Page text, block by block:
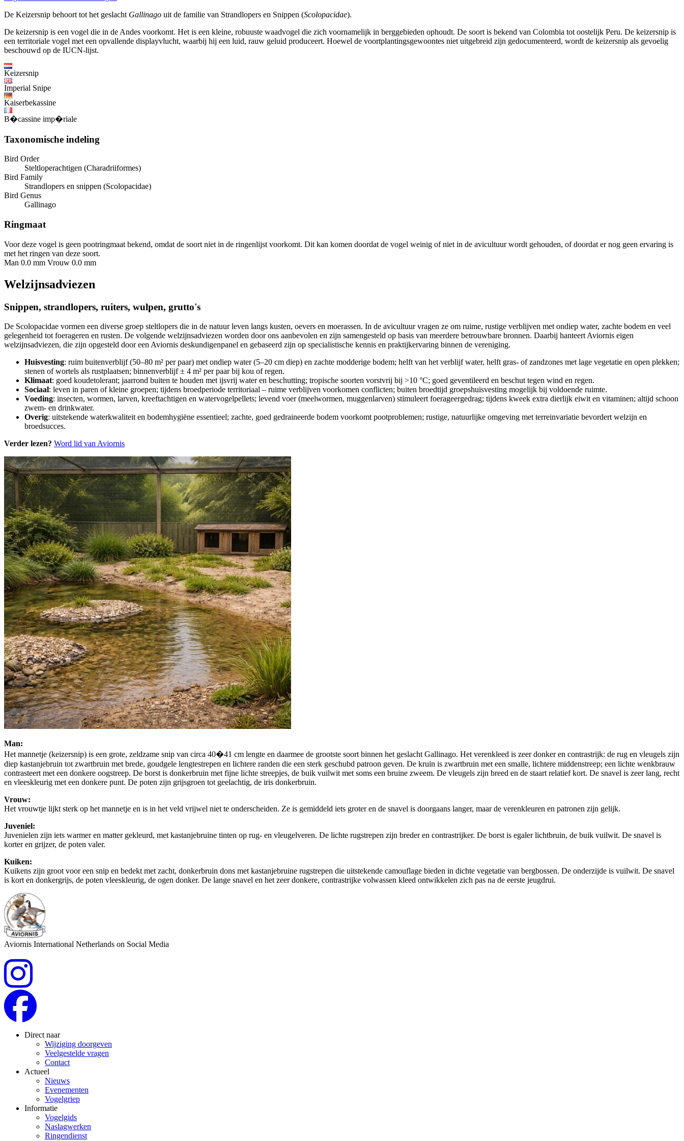
De Keizersnip behoort tot het geslacht Gallinago uit de familie van Strandlopers en Snippen (Scolopacidae).
De keizersnip is een vogel die in de Andes voorkomt. Het is een kleine, robuuste waadvogel die zich voornamelijk in berggebieden ophoudt. De soort is bekend van Colombia tot oostelijk Peru. De keizersnip is
een territoriale vogel met een opvallende displayvlucht, waarbij hij een luid, rauw geluid produceert. Hoewel de voortplantingsgewoontes niet uitgebreid zijn gedocumenteerd, wordt de keizersnip als gevoelig
beschouwd op de IUCN-lijst.
Keizersnip
Imperial Snipe
Kaiserbekassine
B�cassine imp�riale
Taxonomische indeling
Bird Order
Steltloperachtigen (Charadriiformes)
Bird Family
Strandlopers en snippen (Scolopacidae)
Bird Genus
Gallinago
Ringmaat
Voor deze vogel is geen pootringmaat bekend, omdat de soort niet in de ringenlijst voorkomt. Dit kan komen doordat de vogel weinig of niet in de avicultuur wordt gehouden, of doordat er nog geen ervaring is
met het ringen van deze soort.
Man 0.0 mm Vrouw 0.0 mm
Welzijnsadviezen
Snippen, strandlopers, ruiters, wulpen, grutto's
De Scolopacidae vormen een diverse groep steltlopers die in de natuur leven langs kusten, oevers en moerassen. In de avicultuur vragen ze om ruime, rustige verblijven met ondiep water, zachte bodem en veel
gelegenheid tot foerageren en rusten. De volgende welzijnsadviezen worden door ons aanbevolen en zijn samengesteld op basis van meerdere betrouwbare bronnen. Daarbij hanteert Aviornis eigen
welzijnsadviezen, die zijn opgesteld door een Aviornis deskundigenpanel en gebaseerd zijn op specialistische kennis en praktijkervaring binnen de vereniging.
Huisvesting: ruim buitenverblijf (50–80 m² per paar) met ondiep water (5–20 cm diep) en zachte modderige bodem; helft van het verblijf water, helft gras- of zandzones met lage vegetatie en open plekken;
stenen of wortels als rustplaatsen; binnenverblijf ± 4 m² per paar bij kou of regen.
Klimaat: goed koudetolerant; jaarrond buiten te houden met ijsvrij water en beschutting; tropische soorten vorstvrij bij >10 °C; goed geventileerd en beschut tegen wind en regen.
Sociaal: leven in paren of kleine groepen; tijdens broedperiode territoriaal – ruime verblijven voorkomen conflicten; buiten broedtijd groepshuisvesting mogelijk bij voldoende ruimte.
Voeding: insecten, wormen, larven, kreeftachtigen en watervogelpellets; levend voer (meelwormen, muggenlarven) stimuleert foerageergedrag; tijdens kweek extra dierlijk eiwit en vitaminen; altijd schoon
zwem- en drinkwater.
Overig: uitstekende waterkwaliteit en bodemhygiëne essentieel; zachte, goed gedraineerde bodem voorkomt pootproblemen; rustige, natuurlijke omgeving met terreinvariatie bevordert welzijn en
broedsucces.
Verder lezen? Word lid van Aviornis
Man:
Het mannetje (keizersnip) is een grote, zeldzame snip van circa 40�41 cm lengte en daarmee de grootste soort binnen het geslacht Gallinago. Het verenkleed is zeer donker en contrastrijk: de rug en vleugels zijn
diep kastanjebruin tot zwartbruin met brede, goudgele lengtestrepen en lichtere randen die een sterk geschubd patroon geven. De kruin is zwartbruin met een smalle, lichtere middenstreep; een lichte wenkbrauw
contrasteert met een donkere oogstreep. De borst is donkerbruin met fijne lichte streepjes, de buik vuilwit met soms een bruine zweem. De vleugels zijn breed en de staart relatief kort. De snavel is zeer lang, recht
en vleeskleurig met een donkere punt. De poten zijn grijsgroen tot geelachtig, de iris donkerbruin.
Vrouw:
Het vrouwtje lijkt sterk op het mannetje en is in het veld vrijwel niet te onderscheiden. Ze is gemiddeld iets groter en de snavel is doorgaans langer, maar de verenkleuren en patronen zijn gelijk.
Juveniel:
Juvenielen zijn iets warmer en matter gekleurd, met kastanjebruine tinten op rug- en vleugelveren. De lichte rugstrepen zijn breder en contrastrijker. De borst is egaler lichtbruin, de buik vuilwit. De snavel is
korter en grijzer, de poten valer.
Kuiken:
Kuikens zijn groot voor een snip en bedekt met zacht, donkerbruin dons met kastanjebruine rugstrepen die uitstekende camouflage bieden in dichte vegetatie van bergbossen. De onderzijde is vuilwit. De snavel
is kort en donkergrijs, de poten vleeskleurig, de ogen donker. De lange snavel en het zeer donkere, contrastrijke volwassen kleed ontwikkelen zich pas na de eerste jeugdrui.
Aviornis International Netherlands on Social Media
Direct naar
Wijziging doorgeven
Veelgestelde vragen
Contact
Actueel
Nieuws
Evenementen
Vogelgriep
Informatie
Vogelgids
Naslagwerken
Ringendienst